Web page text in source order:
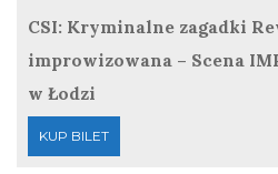
CSI: Kryminalne zagadki
improwizowana – Scena
w Łodzi
KUP BILET